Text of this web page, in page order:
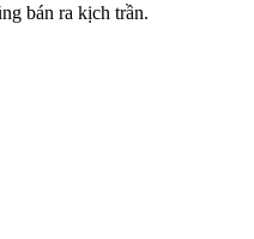
bán ra kịch trần.